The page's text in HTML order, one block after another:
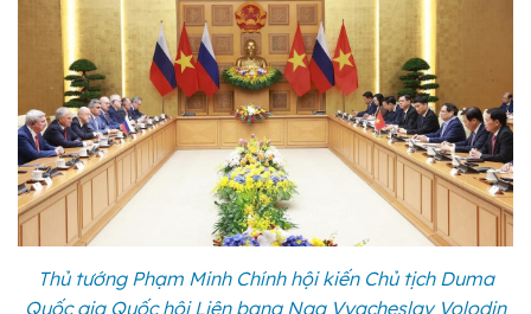
Thủ tướng Phạm Minh Chính hội kiến Chủ tịch Duma
Quốc gia Quốc hội Liên bang Nga Vyacheslav Volodin